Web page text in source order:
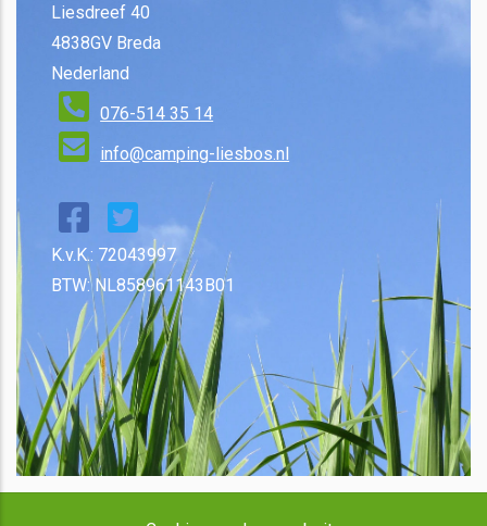
Liesdreef 40
4838GV Breda
Nederland
076-514 35 14
info@camping-liesbos.nl
K.v.K.: 72043997
BTW: NL858961143B01